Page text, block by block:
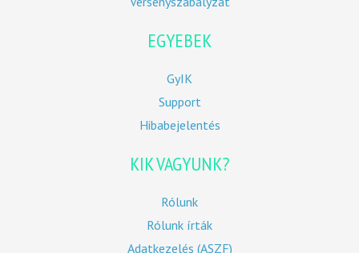
EGYEBEK
GyIK
Support
Hibabejelentés
KIK VAGYUNK?
Rólunk
Rólunk írták
Adatkezelés (ASZF)